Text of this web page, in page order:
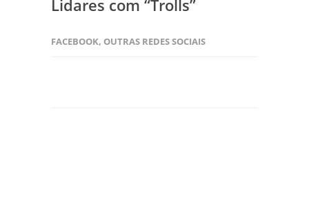
Lidares com “Trolls”
FACEBOOK, OUTRAS REDES SOCIAIS